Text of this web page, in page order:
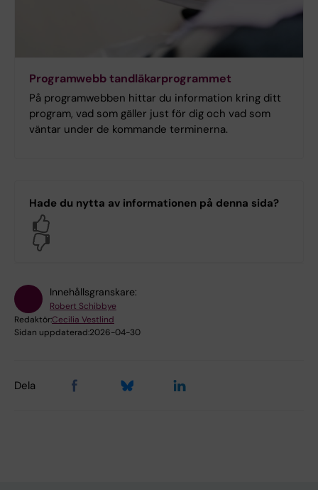
Programwebb tandläkarprogrammet
På programwebben hittar du information kring ditt
program, vad som gäller just för dig och vad som
väntar under de kommande terminerna.
Hade du nytta av informationen på denna sida?
Innehållsgranskare:
Robert Schibbye
Redaktör:Cecilia Vestlind
Sidan uppdaterad:2026-04-30
Dela